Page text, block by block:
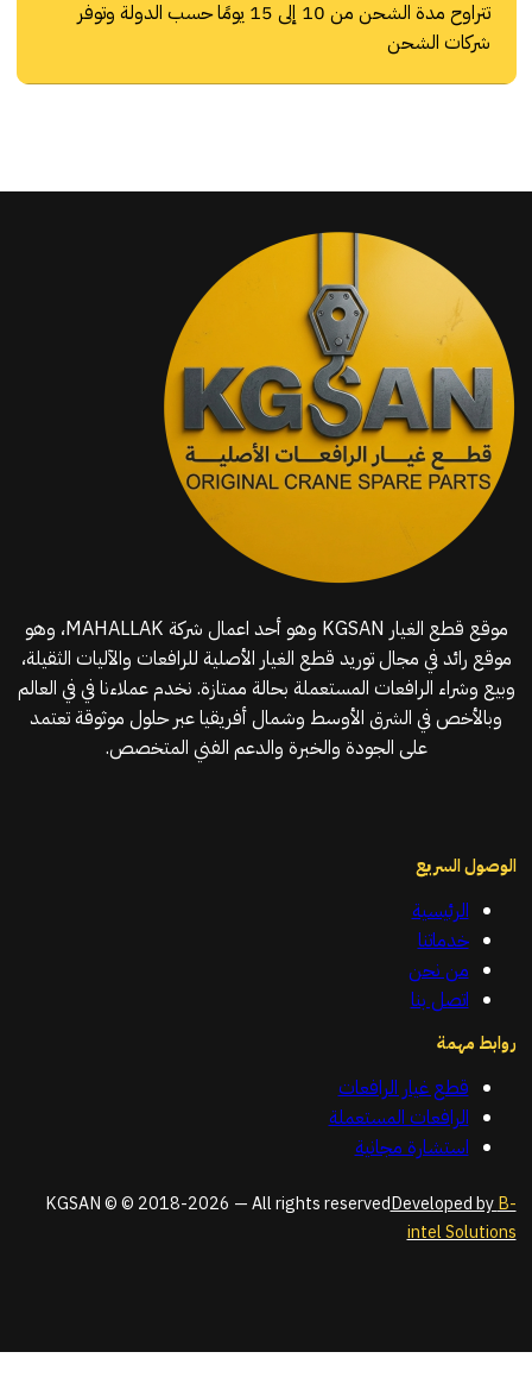
تتراوح مدة الشحن من 10 إلى 15 يومًا حسب الدولة وتوفر
شركات الشحن
موقع قطع الغيار KGSAN وهو أحد اعمال شركة MAHALLAK، وهو
موقع رائد في مجال توريد قطع الغيار الأصلية للرافعات والآليات الثقيلة،
وبيع وشراء الرافعات المستعملة بحالة ممتازة. نخدم عملاءنا في في العالم
وبالأخص في الشرق الأوسط وشمال أفريقيا عبر حلول موثوقة تعتمد
على الجودة والخبرة والدعم الفني المتخصص.
الوصول السريع
الرئيسية
خدماتنا
من نحن
اتصل بنا
روابط مهمة
قطع غيار الرافعات
الرافعات المستعملة
استشارة مجانية
KGSAN © © 2018-2026 — All rights reservedDeveloped byB-
intel Solutions